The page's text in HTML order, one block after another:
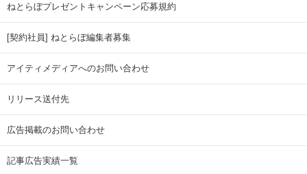
ねとらぼプレゼントキャンペーン応募規約
[契約社員] ねとらぼ編集者募集
アイティメディアへのお問い合わせ
リリース送付先
広告掲載のお問い合わせ
記事広告実績一覧